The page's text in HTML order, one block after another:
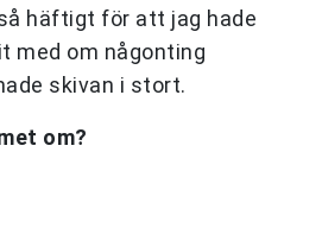
häftigt för att jag hade
med om någonting
skivan i stort.
om?